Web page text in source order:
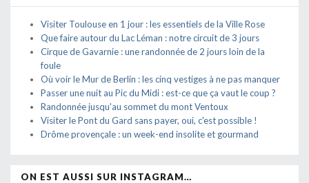
Visiter Toulouse en 1 jour : les essentiels de la Ville Rose
Que faire autour du Lac Léman : notre circuit de 3 jours
Cirque de Gavarnie : une randonnée de 2 jours loin de la
foule
Où voir le Mur de Berlin : les cinq vestiges à ne pas manquer
Passer une nuit au Pic du Midi : est-ce que ça vaut le coup ?
Randonnée jusqu'au sommet du mont Ventoux
Visiter le Pont du Gard sans payer, oui, c'est possible !
Drôme provençale : un week-end insolite et gourmand
ON EST AUSSI SUR INSTAGRAM…